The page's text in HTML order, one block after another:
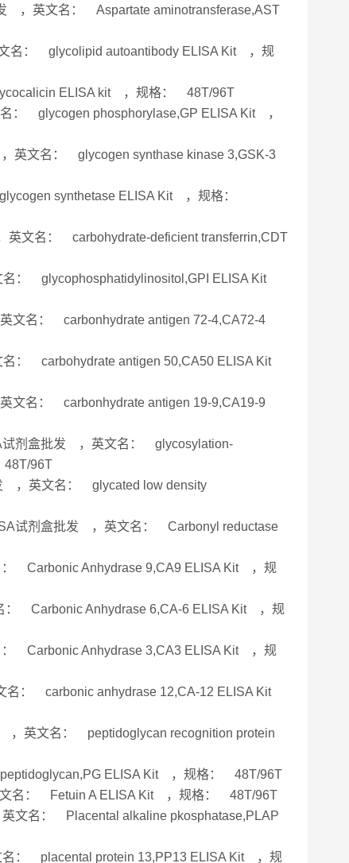
，英文名： Aspartate aminotransferase,AST
名： glycolipid autoantibody ELISA Kit ，规
ELISA kit ，规格： 48T/96T
： glycogen phosphorylase,GP ELISA Kit ，
英文名： glycogen synthase kinase 3,GSK-3
synthetase ELISA Kit ，规格：
文名： carbohydrate-deficient transferrin,CDT
： glycophosphatidylinositol,GPI ELISA Kit
文名： carbonhydrate antigen 72-4,CA72-4
： carbohydrate antigen 50,CA50 ELISA Kit
文名： carbonhydrate antigen 19-9,CA19-9
试剂盒批发 ，英文名： glycosylation-
96T
，英文名： glycated low density
试剂盒批发 ，英文名： Carbonyl reductase
Carbonic Anhydrase 9,CA9 ELISA Kit ，规
： Carbonic Anhydrase 6,CA-6 ELISA Kit ，规
Carbonic Anhydrase 3,CA3 ELISA Kit ，规
： carbonic anhydrase 12,CA-12 ELISA Kit
，英文名： peptidoglycan recognition protein
ELISA Kit ，规格： 48T/96T
名： Fetuin A ELISA Kit ，规格： 48T/96T
文名： Placental alkaline pkosphatase,PLAP
： placental protein 13,PP13 ELISA Kit ，规